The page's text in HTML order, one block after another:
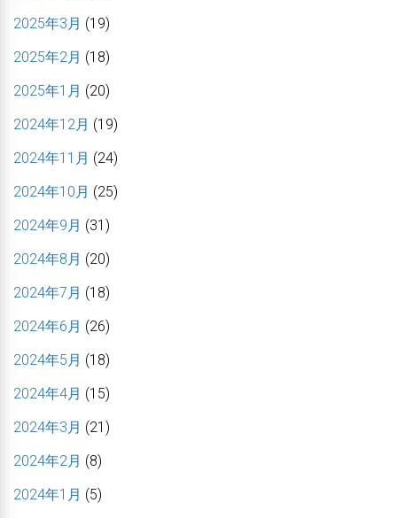
2025年3月 (19)
2025年2月 (18)
2025年1月 (20)
2024年12月 (19)
2024年11月 (24)
2024年10月 (25)
2024年9月 (31)
2024年8月 (20)
2024年7月 (18)
2024年6月 (26)
2024年5月 (18)
2024年4月 (15)
2024年3月 (21)
2024年2月 (8)
2024年1月 (5)